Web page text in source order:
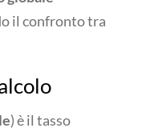
il confronto tra
) è il tasso